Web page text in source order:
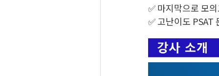
✅ 마지막으로 모
✅ 고난이도 PSAT